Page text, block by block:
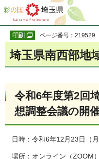
彩の国 埼玉県
ページ番号：219529
埼玉県南西部地
令和6年度第2回
想調整会議の開
日時：令和6年12月23日（
場所：オンライン（ZOOM）